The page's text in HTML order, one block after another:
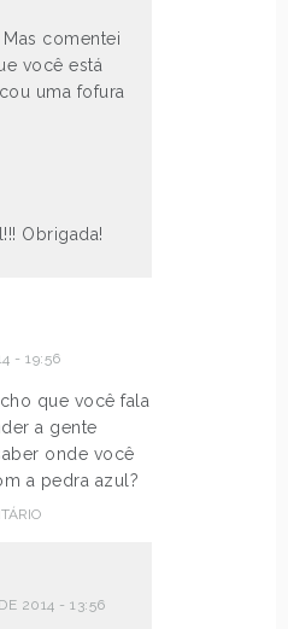
comentei
você está
uma fofura
Obrigada!
- 19:56
que você fala
a gente
onde você
a pedra azul?
2014 - 13:56